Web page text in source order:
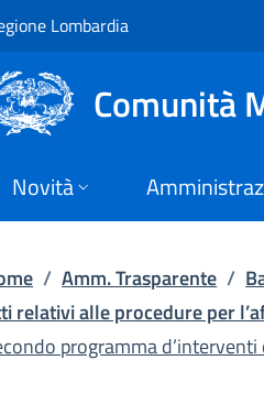
Lombardia(apre in un'altra
Comunità
Novità
/ Amm. Trasparente /
relativi alle procedure per
programma